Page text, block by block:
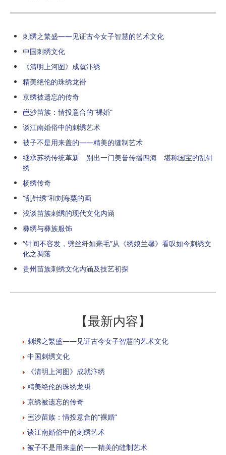
刺绣之繁盛——见证古今女子智慧的艺术文化
中国刺绣文化
《清明上河图》成就汴绣
精美绝伦的珠绣龙褂
京绣被遗忘的传奇
岜沙苗族：情投意合的“裸婚”
谈江南婚俗中的刺绣艺术
被子不是用来盖的——精美的缝制艺术
继承苏绣传统革新 别出一门美誉传播四海 堪称国宝的乱针
绣
杨绣传奇
“乱针绣”和刘海粟的画
浅谈苗族刺绣的现代文化内涵
彝绣与彝族服饰
“针间不容发，劈丝纤如毫毛”从《绣娘兰馨》看叹如今刺绣文
化之凋落
贵州苗族刺绣文化内涵及技艺初探
【最新内容】
刺绣之繁盛——见证古今女子智慧的艺术文化
中国刺绣文化
《清明上河图》成就汴绣
精美绝伦的珠绣龙褂
京绣被遗忘的传奇
岜沙苗族：情投意合的“裸婚”
谈江南婚俗中的刺绣艺术
被子不是用来盖的——精美的缝制艺术